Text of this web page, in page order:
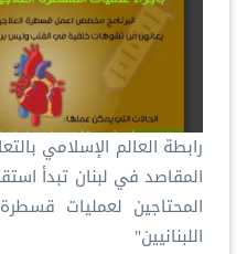
‏‫رابطة العالم الإسلامي‬
المقاصد في لبنان تبدأ
المحتاجين لعمليات
اللبنانيين"